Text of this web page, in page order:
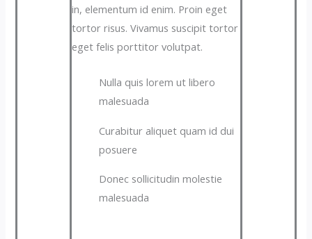
in, elementum id enim. Proin eget
tortor risus. Vivamus suscipit tortor
eget felis porttitor volutpat.
Nulla quis lorem ut libero
malesuada
Curabitur aliquet quam id dui
posuere
Donec sollicitudin molestie
malesuada